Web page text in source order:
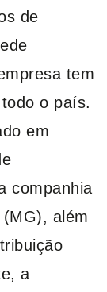
de
tem
o país.
em
companhia
além
a